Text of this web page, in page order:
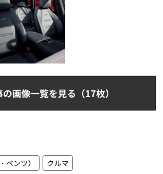
画像一覧を見る（17枚）
ンツ） クルマ